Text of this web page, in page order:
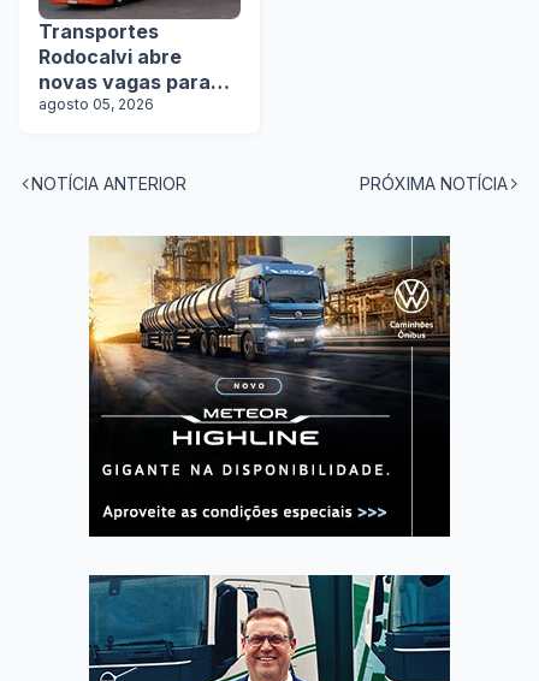
Transportes
Rodocalvi abre
novas vagas para
motoristas
agosto 05, 2026
NOTÍCIA ANTERIOR PRÓXIMA NOTÍCIA